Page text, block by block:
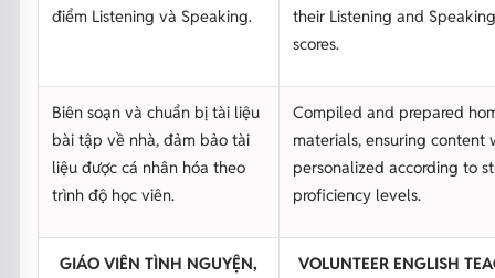
điểm Listening và Speaking.
their Listening and Speaking
scores.
Biên soạn và chuẩn bị tài liệu
bài tập về nhà, đảm bảo tài
liệu được cá nhân hóa theo
trình độ học viên.
Compiled and prepared
materials, ensuring content
personalized according to
proficiency levels.
GIÁO VIÊN TÌNH NGUYỆN,
VOLUNTEER ENGLISH